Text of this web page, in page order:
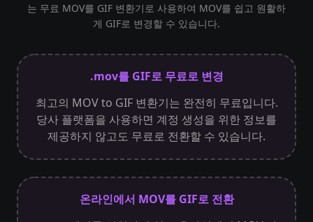
는 무료 MOV를 GIF 변환기로 사용하여 MOV를 쉽고 원활하
게 GIF로 변경할 수 있습니다.
.mov를 GIF로 무료로 변경
최고의 MOV to GIF 변환기는 완전히 무료입니다.
당사 플랫폼을 사용하면 계정 생성을 위한 정보를
제공하지 않고도 무료로 전환할 수 있습니다.
온라인에서 MOV를 GIF로 전환